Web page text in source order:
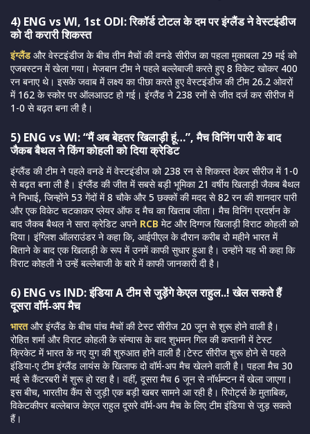
4) ENG vs WI, 1st ODI: रिकॉर्ड टोटल के दम पर इंग्लैंड ने वेस्टइंडीज
को दी करारी शिकस्त
इंग्लैंड और वेस्टइंडीज के बीच तीन मैचों की वनडे सीरीज का पहला मुकाबला 29 मई को
एजबस्टन में खेला गया। मेजबान टीम ने पहले बल्लेबाजी करते हुए 8 विकेट खोकर 400
रन बनाए थे। इसके जवाब में लक्ष्य का पीछा करते हुए वेस्टइंडीज की टीम 26.2 ओवरों
में 162 के स्कोर पर ऑलआउट हो गई। इंग्लैंड ने 238 रनों से जीत दर्ज कर सीरीज में
1-0 से बढ़त बना ली है।
5) ENG vs WI: “मैं अब बेहतर खिलाड़ी हूं…”, मैच विनिंग पारी के बाद
जैकब बैथल ने किंग कोहली को दिया क्रेडिट
इंग्लैंड की टीम ने पहले वनडे में वेस्टइंडीज को 238 रन से शिकस्त देकर सीरीज में 1-0
से बढ़त बना ली है। इंग्लैंड की जीत में सबसे बड़ी भूमिका 21 वर्षीय खिलाड़ी जैकब बैथल
ने निभाई, जिन्होंने 53 गेंदों में 8 चौके और 5 छक्कों की मदद से 82 रन की शानदार पारी
और एक विकेट चटकाकर प्लेयर ऑफ द मैच का खिताब जीता। मैच विनिंग प्रदर्शन के
बाद जैकब बैथल ने सारा क्रेडिट अपने RCB मेट और दिग्गज खिलाड़ी विराट कोहली को
दिया। इंग्लिश ऑलराउंडर ने कहा कि, आईपीएल के दौरान करीब दो महीने भारत में
बिताने के बाद एक खिलाड़ी के रूप में उनमें काफी सुधार हुआ है। उन्होंने यह भी कहा कि
विराट कोहली ने उन्हें बल्लेबाजी के बारे में काफी जानकारी दी है।
6) ENG vs IND: इंडिया A टीम से जुड़ेंगे केएल राहुल..! खेल सकते हैं
दूसरा वॉर्म-अप मैच
भारतऔर इंग्लैंड के बीच पांच मैचों की टेस्ट सीरीज 20 जून से शुरू होने वाली है।
रोहित शर्मा और विराट कोहली के संन्यास के बाद शुभमन गिल की कप्तानी में टेस्ट
क्रिकेट में भारत के नए युग की शुरुआत होने वाली है।टेस्ट सीरीज शुरू होने से पहले
इंडिया-ए टीम इंग्लैंड लायंस के खिलाफ दो वॉर्म-अप मैच खेलने वाली है। पहला मैच 30
मई से कैंटरबरी में शुरू हो रहा है। वहीं, दूसरा मैच 6 जून से नॉर्थम्प्टन में खेला जाएगा।
इस बीच, भारतीय कैंप से जुड़ी एक बड़ी खबर सामने आ रही है। रिपोर्ट्स के मुताबिक,
विकेटकीपर बल्लेबाज केएल राहुल दूसरे वॉर्म-अप मैच के लिए टीम इंडिया से जुड़ सकते
हैं।